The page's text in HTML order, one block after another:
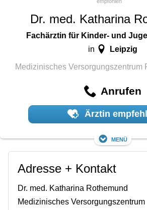
Dr. med. Katharina
Fachärztin für Kinder- und
in Leipzig
Medizinisches Versorgungszentrum
Anrufen
Ärztin
Menü
Adresse + Kontakt
Dr. med. Katharina Rothemund
Medizinisches Versorgungszentrum